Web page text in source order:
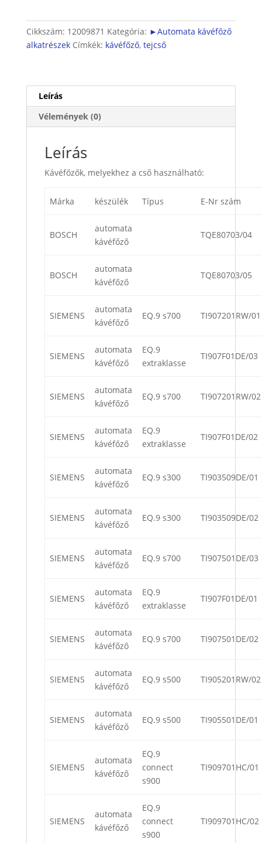
Cikkszám: 12009871 Kategória: ►Automata kávéfőző
alkatrészek Címkék: kávéfőző, tejcső
Leírás
Vélemények (0)
Leírás
Kávéfőzők, melyekhez a cső használható:
Márka készülék Típus E-Nr szám
BOSCH
automata
kávéfőző
TQE80703/04
BOSCH
automata
kávéfőző
TQE80703/05
SIEMENS
automata
kávéfőző
EQ.9 s700 TI907201RW/01
SIEMENS
automata
kávéfőző
EQ.9
extraklasse
TI907F01DE/03
SIEMENS
automata
kávéfőző
EQ.9 s700 TI907201RW/02
SIEMENS
automata
kávéfőző
EQ.9
extraklasse
TI907F01DE/02
SIEMENS
automata
kávéfőző
EQ.9 s300 TI903509DE/01
SIEMENS
automata
kávéfőző
EQ.9 s300 TI903509DE/02
SIEMENS
automata
kávéfőző
EQ.9 s700 TI907501DE/03
SIEMENS
automata
kávéfőző
EQ.9
extraklasse
TI907F01DE/01
SIEMENS
automata
kávéfőző
EQ.9 s700 TI907501DE/02
SIEMENS
automata
kávéfőző
EQ.9 s500 TI905201RW/02
SIEMENS
automata
kávéfőző
EQ.9 s500 TI905501DE/01
SIEMENS
automata
kávéfőző
EQ.9
connect
s900
TI909701HC/01
SIEMENS
automata
kávéfőző
EQ.9
connect
s900
TI909701HC/02